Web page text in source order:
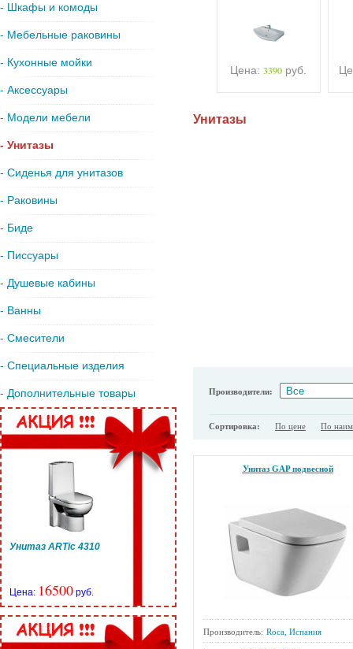
- Шкафы и комоды
- Мебельные раковины
- Кухонные мойки
- Аксессуары
- Модели мебели
- Унитазы
- Сиденья для унитазов
- Раковины
- Биде
- Писсуары
- Душевые кабины
- Ванны
- Смесители
- Специальные изделия
- Дополнительные товары
Унитаз ARTic 4310
Цена: 16500 руб.
Цена: 3390 руб.
Унитазы
Производители:
Сортировка: По цене По
Унитаз GAP подвесной
Производитель: Roca, Испания